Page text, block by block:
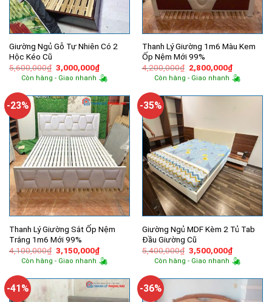
Giường Ngủ Gỗ Tự Nhiên Có 2
Hộc Kéo Cũ
5,600,000₫ Giá
gốc
là:
3,000,000₫Giá
hiện
tại
3,000,000₫.
Còn hàng - Giao nhanh
Thanh Lý Giường 1m6 Màu Kem
Ốp Nệm Mới 99%
4,200,000₫ Giá
gốc
là:
2,800,000₫Giá
hiện
tại
Còn hàng - Giao nhanh
-23%
Thanh Lý Giường Sắt Ốp Nệm
Trắng 1m6 Mới 99%
4,100,000₫ Giá
gốc
là:
3,150,000₫Giá
hiện
tại
3,150,000₫.
Còn hàng - Giao nhanh
-35%
Giường Ngủ MDF Kèm 2 Tủ Tab
Đầu Giường Cũ
5,400,000₫ Giá
gốc
là:
3,500,000₫Giá
hiện
tại
Còn hàng - Giao nhanh
-41% -36%